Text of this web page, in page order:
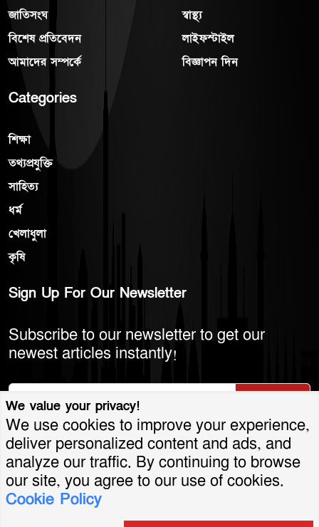
জাতিসংঘ
বিশেষ প্রতিবেদন
আমাদের সম্পর্কে
স্বাস্থ্য
লাইফস্টাইল
বিজ্ঞাপন দিন
Categories
শিক্ষা
তথ্যপ্রযুক্তি
সাহিত্য
ধর্ম
খেলাধুলা
কৃষি
Sign Up For Our Newsletter
Subscribe to our newsletter to get our
newest articles instantly!
© 2026 America Bangla LLC. All Rights
Reserved.
We value your privacy!
We use cookies to improve your experience,
deliver personalized content and ads, and
analyze our traffic. By continuing to browse
our site, you agree to our use of cookies.
Cookie Policy